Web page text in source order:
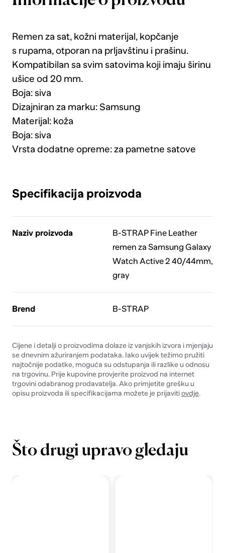
Remen za sat, kožni materijal, kopčanje
s rupama, otporan na prljavštinu i prašinu.
Kompatibilan sa svim satovima koji imaju širinu
ušice od 20 mm.
Boja: siva
Dizajniran za marku: Samsung
Materijal: koža
Boja: siva
Vrsta dodatne opreme: za pametne satove
Specifikacija proizvoda
Naziv proizvoda
B-STRAP Fine Leather
remen za Samsung Galaxy
Watch Active 2 40/44mm,
gray
Brend B-STRAP
Cijene i detalji o proizvodima dolaze iz vanjskih izvora i mjenjaju
se dnevnim ažuriranjem podataka. Iako uvijek težimo pružiti
najtočnije podatke, moguća su odstupanja ili razlike u odnosu
na trgovinu. Prije kupovine provjerite proizvod na internet
trgovini odabranog prodavatelja. Ako primjetite grešku u
opisu proizvoda ili specifikacijama možete je prijavitiovdje.
Što drugi upravo gledaju